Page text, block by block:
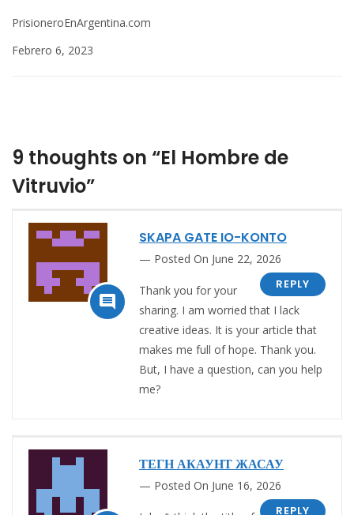
PrisioneroEnArgentina.com
Febrero 6, 2023
9 thoughts on “El Hombre de
Vitruvio”

SKAPA GATE IO-KONTO
Posted On June 22, 2026
REPLY
Thank you for your
sharing. I am worried that I lack
creative ideas. It is your article that
makes me full of hope. Thank you.
But, I have a question, can you help
me?
ТЕГН АКАУНТ ЖАСАУ
Posted On June 16, 2026
REPLY